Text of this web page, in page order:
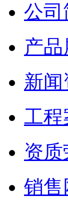
公司
产
新
工程
资
销售